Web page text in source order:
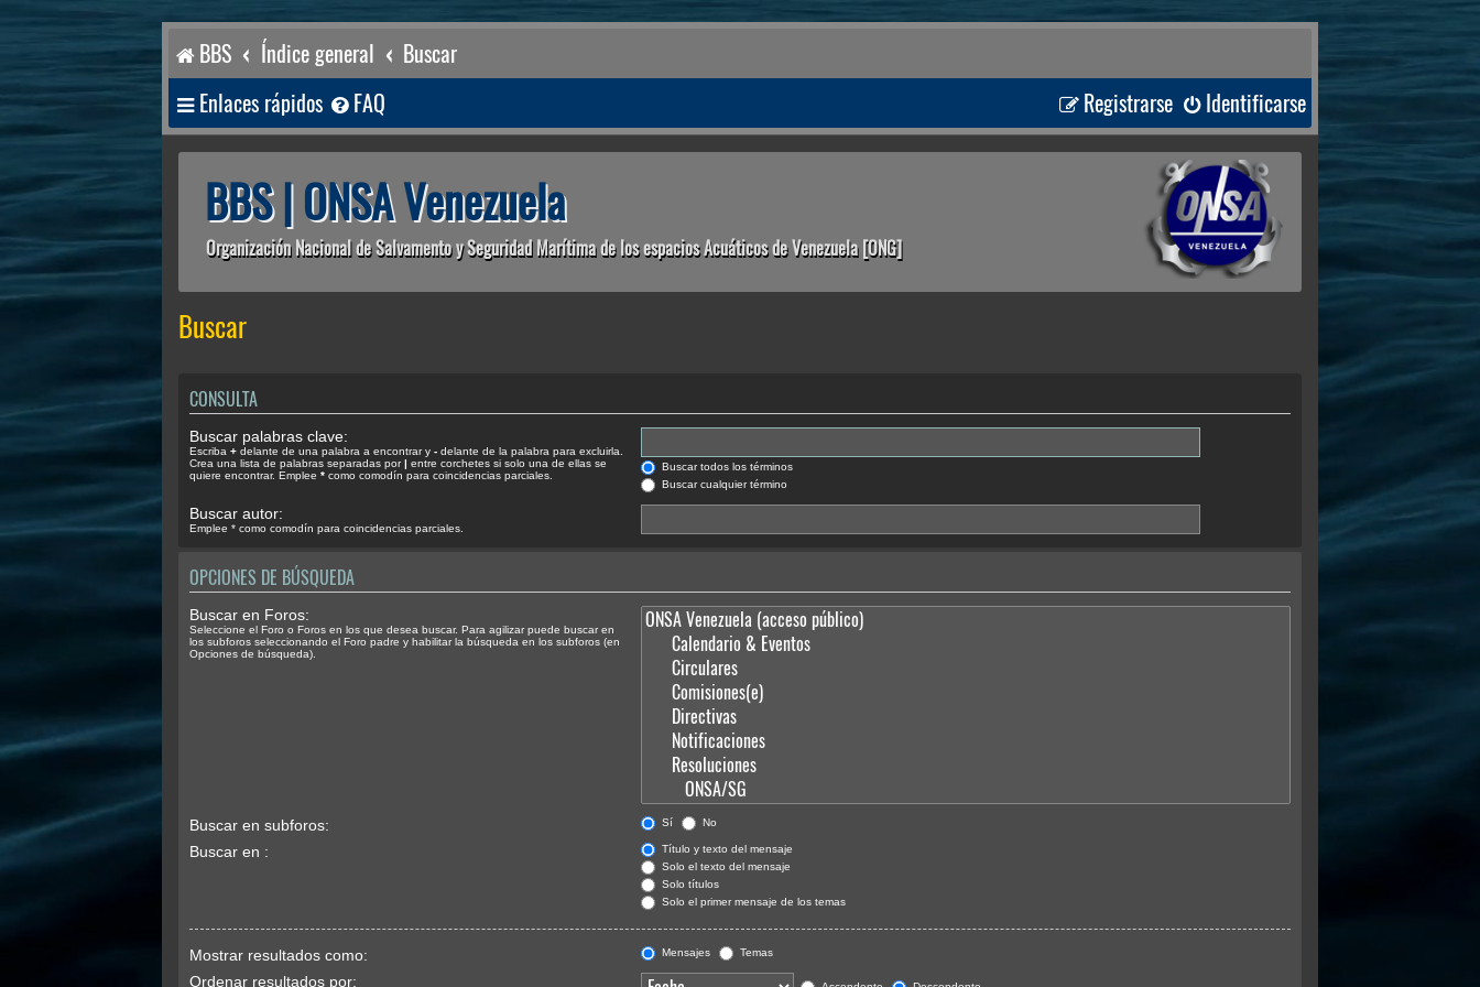
BBS Índice general
Buscar
Enlaces rápidos
FAQ Identificarse
Registrarse
BBS | ONSA Venezuela
Organización Nacional de Salvamento y Seguridad Marítima de los espacios Acuáticos de Venezuela [ONG]
Buscar
CONSULTA
Buscar palabras clave:
Escriba + delante de una palabra a encontrar y - delante de la palabra para excluirla.
Crea una lista de palabras separadas por| entre corchetes si solo una de ellas se
quiere encontrar. Emplee * como comodín para coincidencias parciales.
Buscar todos los términos
Buscar cualquier término
Buscar autor:
Emplee * como comodín para coincidencias parciales.
OPCIONES DE BÚSQUEDA
Buscar en Foros:
Seleccione el Foro o Foros en los que desea buscar. Para agilizar puede buscar en
los subforos seleccionando el Foro padre y habilitar la búsqueda en los subforos (en
Opciones de búsqueda).
Buscar en subforos: Sí No
Buscar en :
Título y texto del mensaje
Solo el texto del mensaje
Solo títulos
Solo el primer mensaje de los temas
Mostrar resultados como: Mensajes Temas
Ordenar resultados por: